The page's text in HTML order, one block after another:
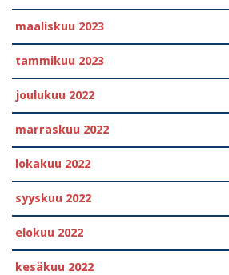
maaliskuu 2023
tammikuu 2023
joulukuu 2022
marraskuu 2022
lokakuu 2022
syyskuu 2022
elokuu 2022
kesäkuu 2022